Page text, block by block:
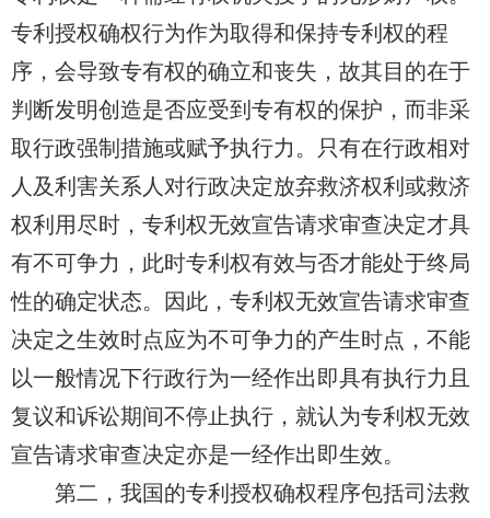
专利授权确权行为作为取得和保持专利权的程
序，会导致专有权的确立和丧失，故其目的在于
判断发明创造是否应受到专有权的保护，而非采
取行政强制措施或赋予执行力。只有在行政相对
人及利害关系人 对行政决定放弃救济权利或救济
权利用尽时，专利权无效宣告请求审查决定才具
有不可争力，此时专利权有效与否才能处于终局
性的确定状态。因此，专利权无效宣告请求审查
决定之生效时点应为不可争力的产生时点，不能
以一般情况下行政行为一经作出即具有执行力且
复议和诉讼期间不停止执行，就认为专利权无效
宣告请求审查决定亦是一经作出即生效。
第二，我国的专利授权确权程序包括司法救